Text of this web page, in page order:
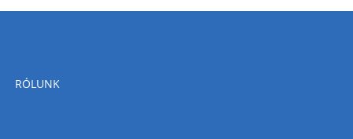
RÓLUNK